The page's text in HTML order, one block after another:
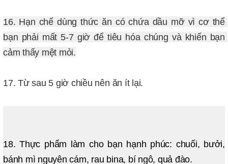
16. Hạn chế dùng thức ăn có chứa dầu mỡ vì cơ thể
bạn phải mất 5-7 giờ để tiêu hóa chúng và khiến bạn
cảm thấy mệt mỏi.
17. Từ sau 5 giờ chiều nên ăn ít lại.
18. Thực phẩm làm cho bạn hạnh phúc: chuối, bưởi,
bánh mì nguyên cám, rau bina, bí ngô, quả đào.